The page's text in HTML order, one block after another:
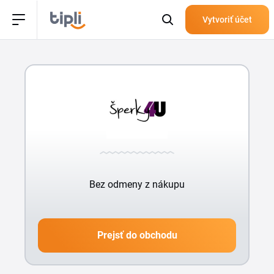
Vytvoriť účet
Bez odmeny z nákupu
Prejsť do obchodu